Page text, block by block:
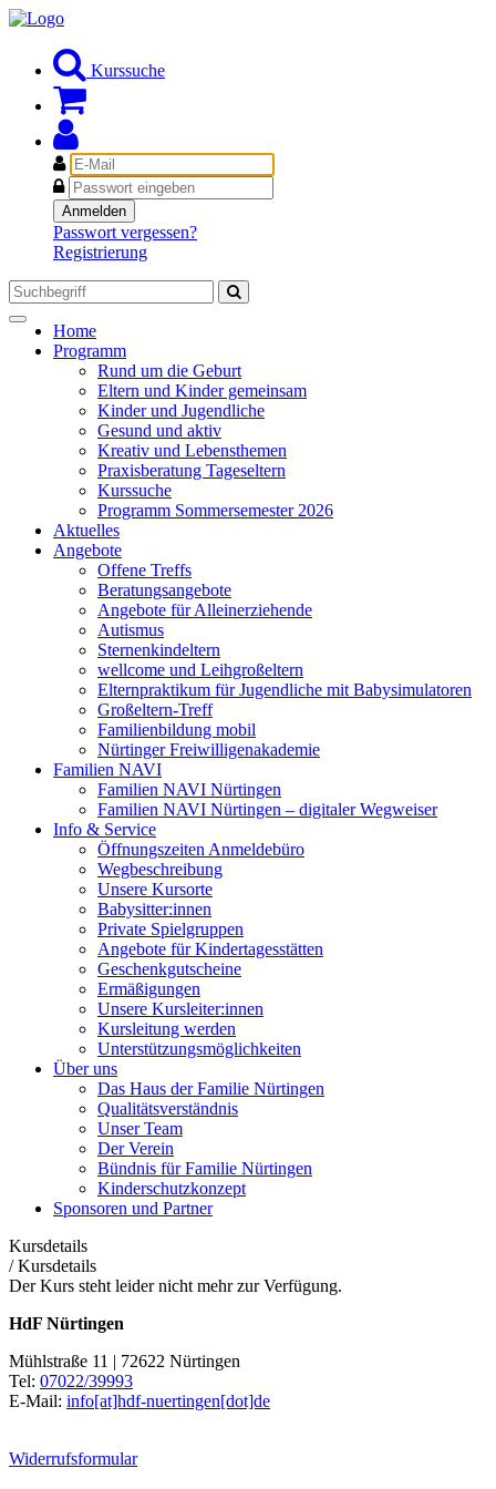
Kurssuche
E-
Mail
Passwort
Anmelden
Passwort vergessen?
Registrierung
Toggle
navigation
Home
Programm
Rund um die Geburt
Eltern und Kinder gemeinsam
Kinder und Jugendliche
Gesund und aktiv
Kreativ und Lebensthemen
Praxisberatung Tageseltern
Kurssuche
Programm Sommersemester 2026
Aktuelles
Angebote
Offene Treffs
Beratungsangebote
Angebote für Alleinerziehende
Autismus
Sternenkindeltern
wellcome und Leihgroßeltern
Elternpraktikum für Jugendliche mit Babysimulatoren
Großeltern-Treff
Familienbildung mobil
Nürtinger Freiwilligenakademie
Familien NAVI
Familien NAVI Nürtingen
Familien NAVI Nürtingen – digitaler Wegweiser
Info & Service
Öffnungszeiten Anmeldebüro
Wegbeschreibung
Unsere Kursorte
Babysitter:innen
Private Spielgruppen
Angebote für Kindertagesstätten
Geschenkgutscheine
Ermäßigungen
Unsere Kursleiter:innen
Kursleitung werden
Unterstützungsmöglichkeiten
Über uns
Das Haus der Familie Nürtingen
Qualitätsverständnis
Unser Team
Der Verein
Bündnis für Familie Nürtingen
Kinderschutzkonzept
Sponsoren und Partner
Kursdetails
/Kursdetails
Der Kurs steht leider nicht mehr zur Verfügung.
HdF Nürtingen
Mühlstraße 11 | 72622 Nürtingen
Tel: 07022/39993
E-Mail: info[at]hdf-nuertingen[dot]de
Widerrufsformular